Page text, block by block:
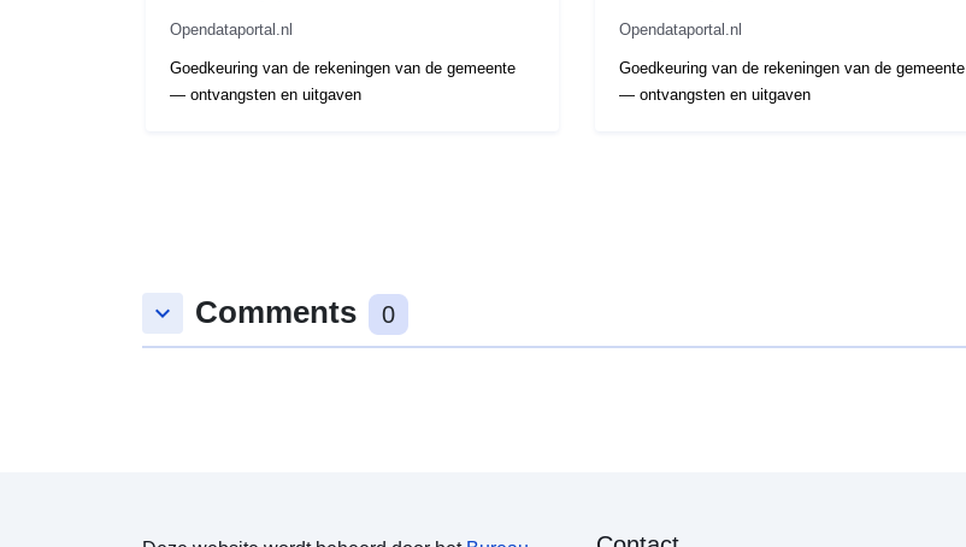
Opendataportal.nl
Goedkeuring van de rekeningen van de gemeente
— ontvangsten en uitgaven
Opendataportal.nl
Goedkeuring van de rekeningen van de gemeente
— ontvangsten en uitgaven
keyboard_arrow_down Comments 0